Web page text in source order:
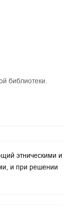
библиотеки.
этническими и
и при решении